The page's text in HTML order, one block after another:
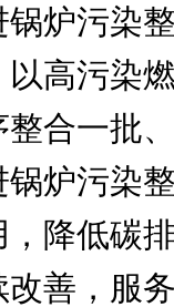
炉污染
高污染
合一批
炉污染
降低碳
善，服